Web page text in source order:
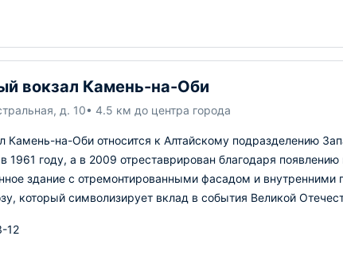
вокзал Камень-на-Оби
д. 10• 4.5 км до центра города
Камень-на-Оби относится к Алтайскому подразделению
1961 году, а в 2009 отреставрирован благодаря появлению
здание с отремонтированными фасадом и
который символизирует вклад в события Великой
12